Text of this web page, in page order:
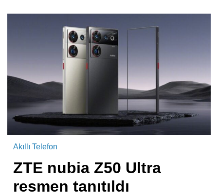
Akıllı Telefon
ZTE nubia Z50 Ultra
resmen tanıtıldı